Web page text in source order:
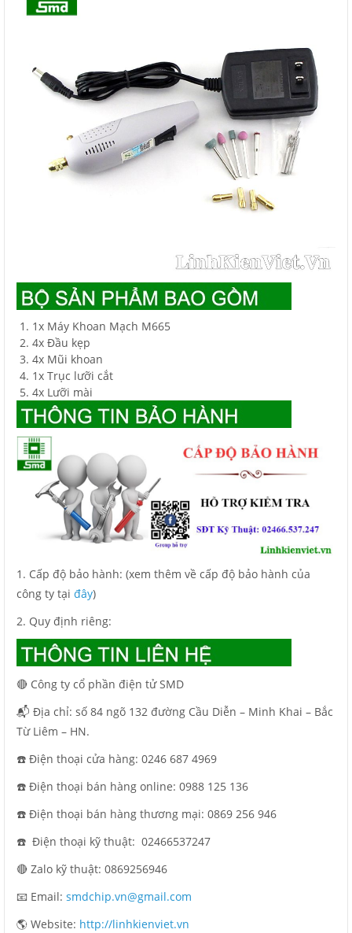
1x Máy Khoan Mạch M665
4x Đầu kẹp
4x Mũi khoan
1x Trục lưỡi cắt
4x Lưỡi mài
1. Cấp độ bảo hành: (xem thêm về cấp độ bảo hành của
công ty tại đây)
2. Quy định riêng:
🔴 Công ty cổ phần điện tử SMD
📬 Địa chỉ: số 84 ngõ 132 đường Cầu Diễn – Minh Khai – Bắc
Từ Liêm – HN.
☎️ Điện thoại cửa hàng: 0246 687 4969
☎️ Điện thoại bán hàng online: 0988 125 136
☎️ Điện thoại bán hàng thương mại: 0869 256 946
☎️ Điện thoại kỹ thuật: 02466537247
🔴 Zalo kỹ thuật: 0869256946
📧 Email: smdchip.vn@gmail.com
🌎 Website: http://linhkienviet.vn